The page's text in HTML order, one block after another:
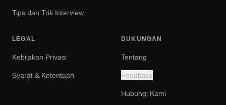
Tips dan Trik Interview
LEGAL
Kebijakan Privasi
Syarat & Ketentuan
DUKUNGAN
Tentang
Feedback
Hubungi Kami